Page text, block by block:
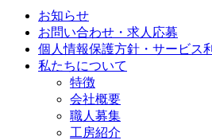
お知らせ
お問い合わせ・求人応募
個人情報保護方針・サービス
私たちについて
特徴
会社概要
職人募集
工房紹介